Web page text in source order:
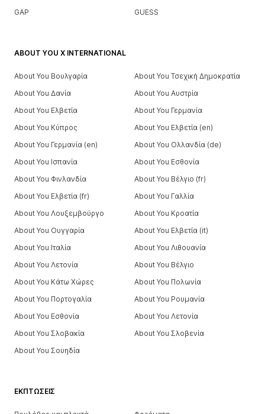
GAP
GUESS
ΕΚΠΤΏΣΕΙΣ
ABOUT YOU X INTERNATIONAL
About You Βουλγαρία
About You Τσεχική Δημοκρατία
About You Δανία
About You Αυστρία
About You Ελβετία
About You Γερμανία
About You Κύπρος
About You Ελβετία (en)
About You Γερμανία (en)
About You Ολλανδία (de)
About You Ισπανία
About You Εσθονία
About You Φινλανδία
About You Βέλγιο (fr)
About You Ελβετία (fr)
About You Γαλλία
About You Λουξεμβούργο
About You Κροατία
About You Ουγγαρία
About You Ελβετία (it)
About You Ιταλία
About You Λιθουανία
About You Λετονία
About You Βέλγιο
About You Κάτω Χώρες
About You Πολωνία
About You Πορτογαλία
About You Ρουμανία
About You Εσθονία
About You Λετονία
About You Σλοβακία
About You Σλοβενία
About You Σουηδία